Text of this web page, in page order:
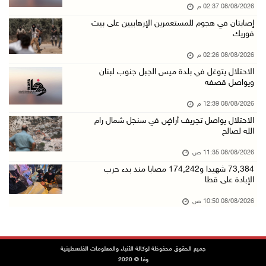
42 الف مسافر تنقلوا عبر معبر الكرامة الأسبوع ...
08/آب/2026 11:44 ص
منتخبنا الوطني للتايكواندو يستهل مشاركته في ب ...
08/آب/2026 11:06 ص
"فانا": الثقافة البحرينية تـصون الهوية الوطني ...
08/آب/2026 10:50 ص
مستعمرون إرهابيون يهاجمون منزلا ويقتحمون مناط ...
قوات الاحتلال تجري تحقيقات ميدانية مع عشرات ا ...
08/08/2026 02:37 م
إصابتان في هجوم للمستعمرين الإرهابيين على بيت
فوريك
08/08/2026 02:26 م
الاحتلال يتوغل في بلدة ميس الجبل جنوب لبنان
ويواصل قصفه
08/08/2026 12:39 م
الاحتلال يواصل تجريف أراضٍ في سنجل شمال رام
الله لصالح
08/08/2026 11:35 ص
73,384 شهيدا و174,242 مصابا منذ بدء حرب
الإبادة على قطا
08/08/2026 10:50 ص
جميع الحقوق محفوظة لوكالة الأنباء والمعلومات الفلسطينية
وفا © 2020